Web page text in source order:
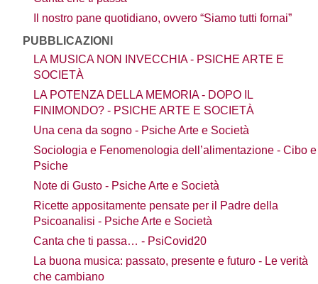
Il nostro pane quotidiano, ovvero “Siamo tutti fornai”
PUBBLICAZIONI
LA MUSICA NON INVECCHIA - PSICHE ARTE E
SOCIETÀ
LA POTENZA DELLA MEMORIA - DOPO IL
FINIMONDO? - PSICHE ARTE E SOCIETÀ
Una cena da sogno - Psiche Arte e Società
Sociologia e Fenomenologia dell’alimentazione - Cibo e
Psiche
Note di Gusto - Psiche Arte e Società
Ricette appositamente pensate per il Padre della
Psicoanalisi - Psiche Arte e Società
Canta che ti passa… - PsiCovid20
La buona musica: passato, presente e futuro - Le verità
che cambiano